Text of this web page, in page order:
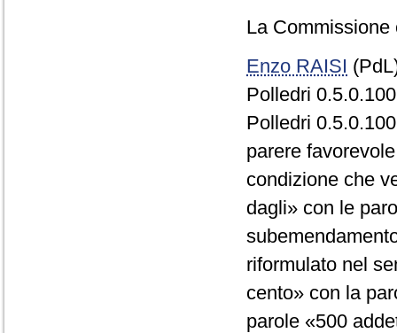
La Commissione
Enzo RAISI
Polledri
Polledri
parere
condizione che
dagli» con le
riformulato nel
cento» con la
parole «500